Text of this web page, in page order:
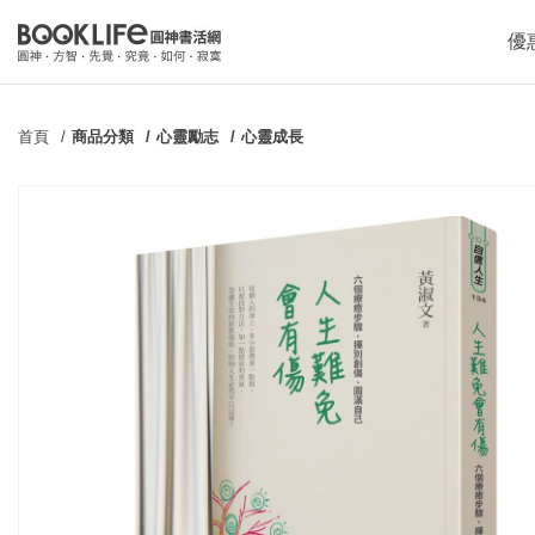
優
首頁 商品分類 心靈勵志 心靈成長